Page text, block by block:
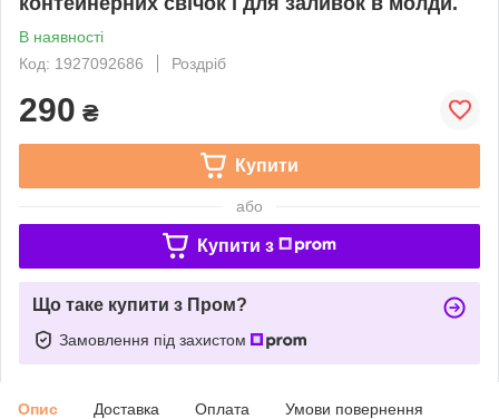
В наявності
Код: 1927092686
Роздріб
290 ₴
Купити
або
Купити з
Що таке купити з Пром?
Замовлення під захистом
Опис Доставка Оплата Умови повернення